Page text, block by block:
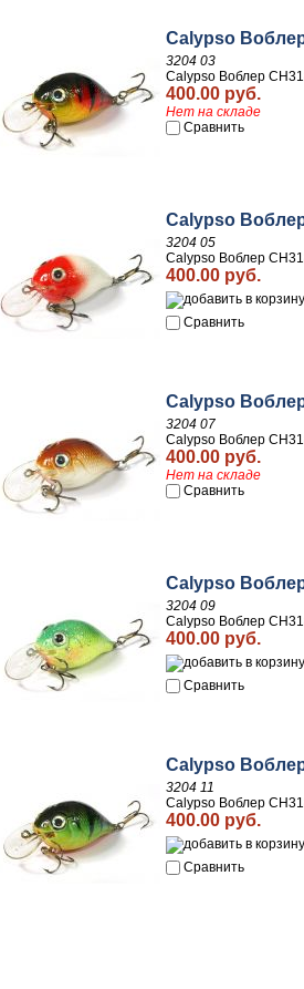
Calypso
3204 03
Calypso Воблер
400.00 руб.
Нет на складе
Сравнить
Calypso
3204 05
Calypso Воблер
400.00 руб.
Сравнить
Calypso
3204 07
Calypso Воблер
400.00 руб.
Нет на складе
Сравнить
Calypso
3204 09
Calypso Воблер
400.00 руб.
Сравнить
Calypso
3204 11
Calypso Воблер
400.00 руб.
Сравнить